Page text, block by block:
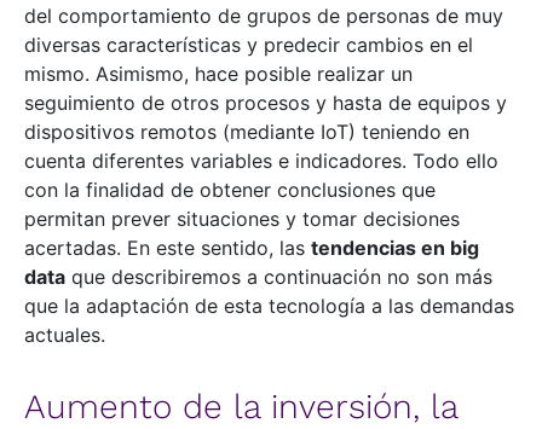
del comportamiento de grupos de personas de muy
diversas características y predecir cambios en el
mismo. Asimismo, hace posible realizar un
seguimiento de otros procesos y hasta de equipos y
dispositivos remotos (mediante IoT) teniendo en
cuenta diferentes variables e indicadores. Todo ello
con la finalidad de obtener conclusiones que
permitan prever situaciones y tomar decisiones
acertadas. En este sentido, las tendencias en big
data que describiremos a continuación no son más
que la adaptación de esta tecnología a las demandas
actuales.
Aumento de la inversión, la